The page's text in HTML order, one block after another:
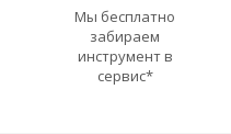
Мы бесплатно
забираем
инструмент в
сервис*